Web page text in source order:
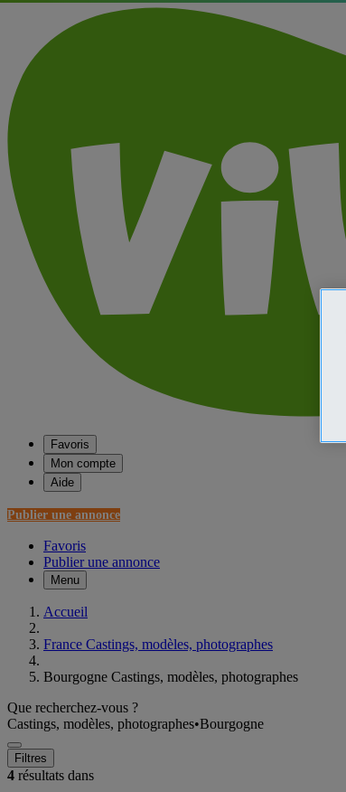
Favoris
Mon compte
Aide
Publier une annonce
Favoris
Publier une annonce
Menu
Accueil
France Castings, modèles, photographes
Bourgogne Castings, modèles, photographes
Que recherchez-vous ?
Castings, modèles, photographes•Bourgogne
Filtres
4 résultats dans